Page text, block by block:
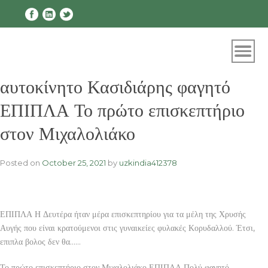
αυτοκίνητο Κασιδιάρης φαγητό
ΕΠΙΠΛΑ Το πρώτο επισκεπτήριο
στον Μιχαλολιάκο
Posted on October 25, 2021 by uzkindia412378
ΕΠΙΠΛΑ Η Δευτέρα ήταν μέρα επισκεπτηρίου για τα μέλη της Χρυσής
Αυγής που είναι κρατούμενοι στις γυναικείες φυλακές Κορυδαλλού. Έτσι,
επιπλα βολος δεν θα……